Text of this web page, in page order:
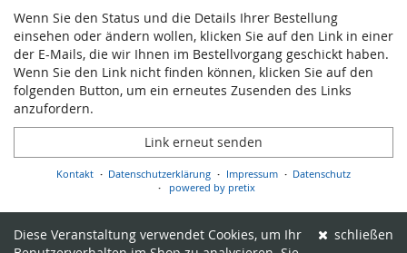
Wenn Sie den Status und die Details Ihrer Bestellung
einsehen oder ändern wollen, klicken Sie auf den Link in einer
der E-Mails, die wir Ihnen im Bestellvorgang geschickt haben.
Wenn Sie den Link nicht finden können, klicken Sie auf den
folgenden Button, um ein erneutes Zusenden des Links
anzufordern.
Link erneut senden
Kontakt Datenschutzerklärung Impressum
Datenschutz
powered by pretix
schließen
Diese Veranstaltung verwendet Cookies, um Ihr